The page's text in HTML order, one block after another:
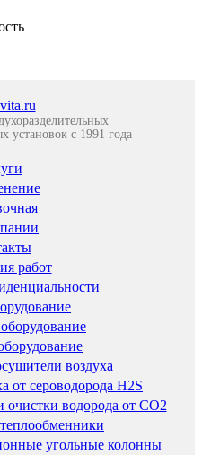
установок с 1991 года
работ
воздуха
от сероводорода H2S
водорода от CO2
угольные колонны